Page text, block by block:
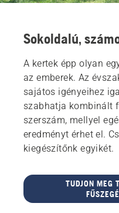
Sokoldalú,
A kertek épp olyan
az emberek. Az
sajátos igényeihez
szabhatja kombinált
szerszám, mellyel
eredményt érhet el.
kiegészítőnk egyikét.
TUDJON MEG